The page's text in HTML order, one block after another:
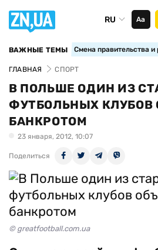
RU Аа
ВАЖНЫЕ ТЕМЫ Смена правительства
ГЛАВНАЯ СПОРТ
В ПОЛЬШЕ ОДИН ИЗ
ФУТБОЛЬНЫХ КЛУБОВ
БАНКРОТОМ
23 января, 2012, 10:07
Поделиться
© greatfootball.com.ua